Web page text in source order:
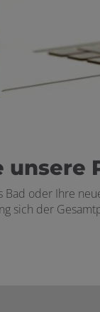
unsere
Bad oder Ihre
sich der